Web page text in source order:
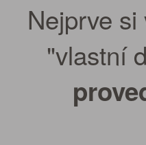
Nejprve
"vlastní